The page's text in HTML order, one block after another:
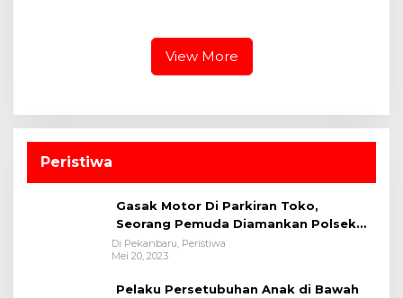
View More
Peristiwa
Gasak Motor Di Parkiran Toko,
Seorang Pemuda Diamankan Polsek
Bukit Raya
Di Pekanbaru, Peristiwa
Mei 20, 2023
Pelaku Persetubuhan Anak di Bawah